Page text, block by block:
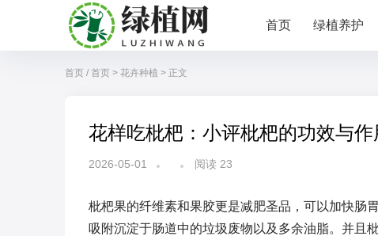
首页 绿植养护
首页 / 首页 > 花卉种植 > 正文
花样吃枇杷：小评枇杷的功效与作
2026-05-01 阅读 23
枇杷果的纤维素和果胶更是减肥圣品，可以加快肠
吸附沉淀于肠道中的垃圾废物以及多余油脂。并且